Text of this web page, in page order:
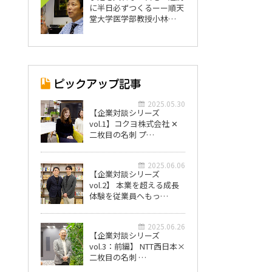
に半日必ずつくるーー順天
堂大学医学部教授小林…
2025.05.30
【企業対談シリーズ
vol.1】コクヨ株式会社 ✕
二枚目の名刺 プ…
2025.06.06
【企業対談シリーズ
vol.2】 本業を超える成長
体験を従業員へもっ…
2025.06.26
【企業対談シリーズ
vol.3：前編】 NTT西日本×
二枚目の名刺 …